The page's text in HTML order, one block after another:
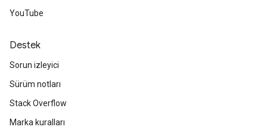
YouTube
Destek
Sorun izleyici
Sürüm notları
Stack Overflow
Marka kuralları